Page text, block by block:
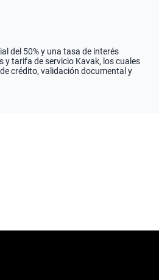
del 50% y una tasa de interés
tarifa de servicio Kavak, los cuales
crédito, validación documental y